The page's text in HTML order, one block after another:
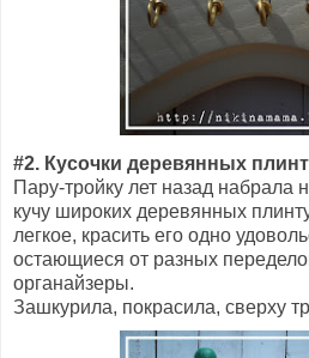
#2. Кусочки деревянных
Пару-тройку лет назад набрала
кучу широких деревянных
легкое, красить его одно
остающиеся от разных
органайзеры.
Зашкурила, покрасила, сверху